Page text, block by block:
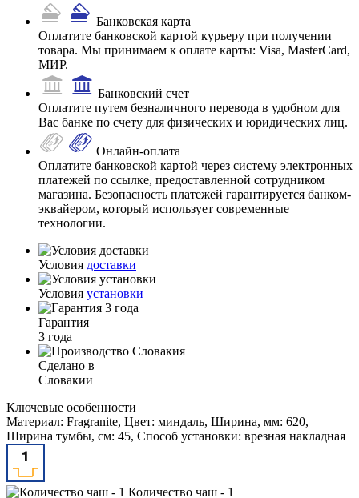
Банковская карта
Оплатите банковской картой курьеру при получении
товара. Мы принимаем к оплате карты: Visa, MasterCard,
МИР.
Банковский счет
Оплатите путем безналичного перевода в удобном для
Вас банке по счету для физических и юридических лиц.
Онлайн-оплата
Оплатите банковской картой через систему электронных
платежей по ссылке, предоставленной сотрудником
магазина. Безопасность платежей гарантируется банком-
эквайером, который использует современные
технологии.
Условия доставки
Условия установки
Гарантия
3 года
Сделано в
Словакии
Ключевые особенности
Материал: Fragranite, Цвет: миндаль, Ширина, мм: 620,
Ширина тумбы, см: 45, Способ установки: врезная накладная
Количество чаш - 1